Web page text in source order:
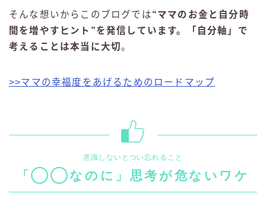
そんな想いからこのブログでは“ママのお金と自分時
間を増やすヒント”を発信しています。「自分軸」で
考えることは本当に大切。
>>ママの幸福度をあげるためのロードマップ
意識しないとつい忘れること
「◯◯なのに」思考が危ないワケ